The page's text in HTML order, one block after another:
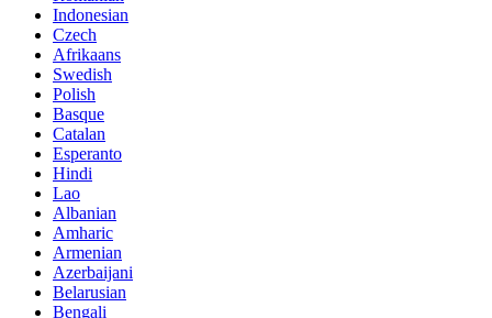
Indonesian
Czech
Afrikaans
Swedish
Polish
Basque
Catalan
Esperanto
Hindi
Lao
Albanian
Amharic
Armenian
Azerbaijani
Belarusian
Bengali